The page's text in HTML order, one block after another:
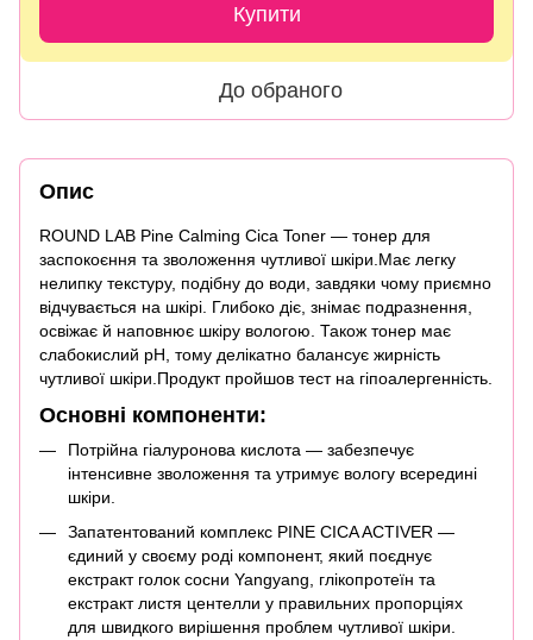
Купити
До обраного
Опис
ROUND LAB Pine Calming Cica Toner — тонер для
заспокоєння та зволоження чутливої шкіри.Має легку
нелипку текстуру, подібну до води, завдяки чому приємно
відчувається на шкірі. Глибоко діє, знімає подразнення,
освіжає й наповнює шкіру вологою. Також тонер має
слабокислий pH, тому делікатно балансує жирність
чутливої ​​шкіри.Продукт пройшов тест на гіпоалергенність.
Основні компоненти:
Потрійна гіалуронова кислота — забезпечує
інтенсивне зволоження та утримує вологу всередині
шкіри.
Запатентований комплекс PINE CICA ACTIVER —
єдиний у своєму роді компонент, який поєднує
екстракт голок сосни Yangyang, глікопротеїн та
екстракт листя центелли у правильних пропорціях
для швидкого вирішення проблем чутливої шкіри.